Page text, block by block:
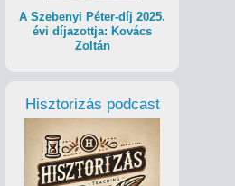
A Szebenyi Péter-díj 2025.
évi díjazottja: Kovács
Zoltán
Hisztorizás podcast